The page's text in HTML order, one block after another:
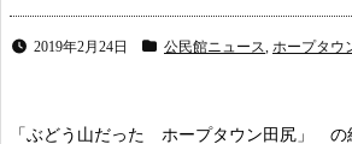
2019年2月24日 公民館ニュース, ホープタウ
「ぶどう山だった ホープタウン田尻」 の